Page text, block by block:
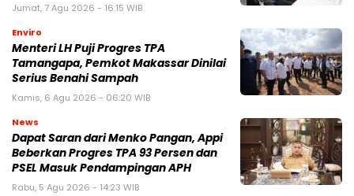
Jumat, 7 Agu 2026 - 16:15 WIB
Enviro
Menteri LH Puji Progres TPA
Tamangapa, Pemkot Makassar Dinilai
Serius Benahi Sampah
Kamis, 6 Agu 2026 - 06:20 WIB
News
Dapat Saran dari Menko Pangan, Appi
Beberkan Progres TPA 93 Persen dan
PSEL Masuk Pendampingan APH
Rabu, 5 Agu 2026 - 14:23 WIB